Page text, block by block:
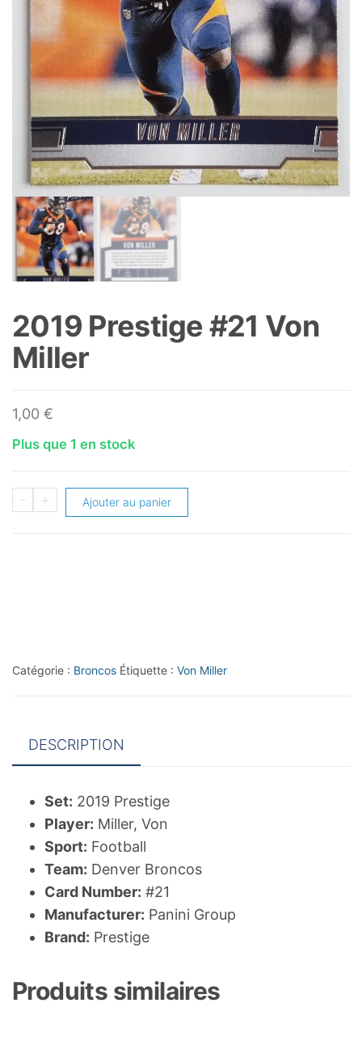
2019 Prestige #21 Von
Miller
1,00 €
Plus que 1 en stock
-
quantité
+ Ajouter au panier
Catégorie : Broncos Étiquette : Von Miller
DESCRIPTION
Set: 2019 Prestige
Player: Miller, Von
Sport: Football
Team: Denver Broncos
Card Number: #21
Manufacturer: Panini Group
Brand: Prestige
Produits similaires